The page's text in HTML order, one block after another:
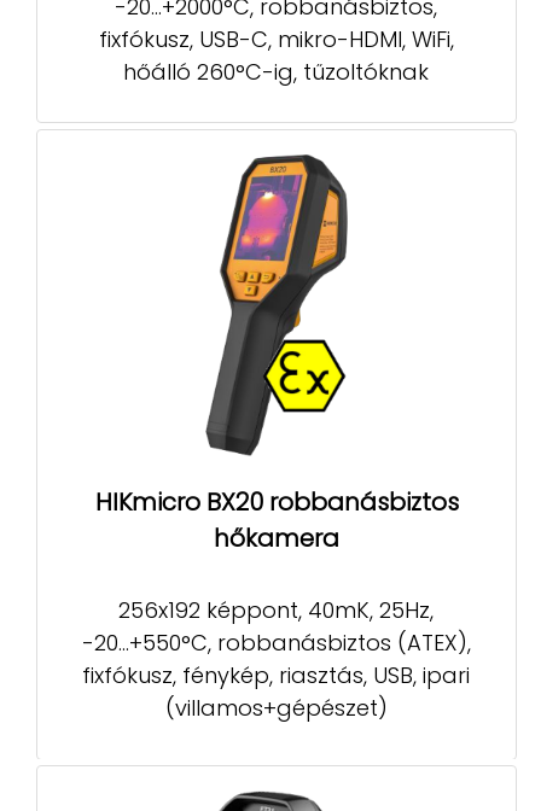
-20...+2000°C, robbanásbiztos,
fixfókusz, USB-C, mikro-HDMI, WiFi,
hőálló 260°C-ig, tűzoltóknak
HIKmicro BX20 robbanásbiztos
hőkamera
256x192 képpont, 40mK, 25Hz,
-20...+550°C, robbanásbiztos (ATEX),
fixfókusz, fénykép, riasztás, USB, ipari
(villamos+gépészet)